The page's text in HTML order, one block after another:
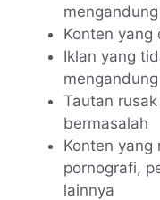
Konten yang
Iklan yang
Tautan
bermasalah
Konten yang
pornografi,
lainnya